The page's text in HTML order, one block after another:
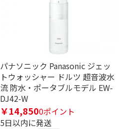
パナソニック Panasonic ジェッ
トウォッシャー ドルツ 超音波水
流 防水・ポータブルモデル EW-
DJ42-W
￥14,8500ポイント
5日以内に発送